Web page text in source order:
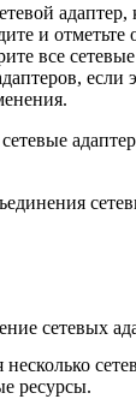
адаптер,
и
все
если
сетевых
несколько
ресурсы.